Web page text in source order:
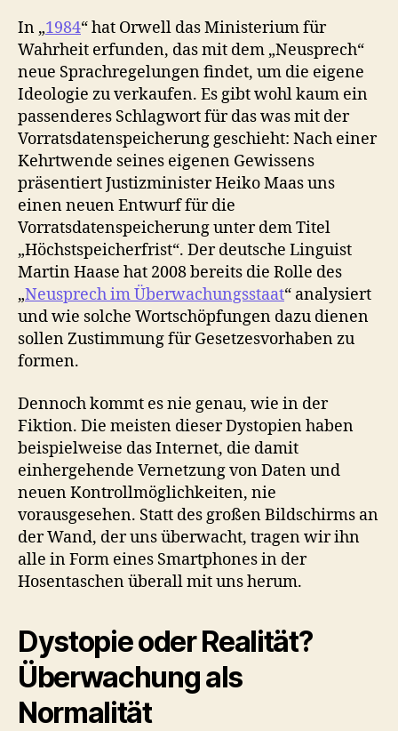
In „1984“ hat Orwell das Ministerium für
Wahrheit erfunden, das mit dem „Neusprech“
neue Sprachregelungen findet, um die eigene
Ideologie zu verkaufen. Es gibt wohl kaum ein
passenderes Schlagwort für das was mit der
Vorratsdatenspeicherung geschieht: Nach einer
Kehrtwende seines eigenen Gewissens
präsentiert Justizminister Heiko Maas uns
einen neuen Entwurf für die
Vorratsdatenspeicherung unter dem Titel
„Höchstspeicherfrist“. Der deutsche Linguist
Martin Haase hat 2008 bereits die Rolle des
„Neusprech im Überwachungsstaat“ analysiert
und wie solche Wortschöpfungen dazu dienen
sollen Zustimmung für Gesetzesvorhaben zu
formen.
Dennoch kommt es nie genau, wie in der
Fiktion. Die meisten dieser Dystopien haben
beispielweise das Internet, die damit
einhergehende Vernetzung von Daten und
neuen Kontrollmöglichkeiten, nie
vorausgesehen. Statt des großen Bildschirms an
der Wand, der uns überwacht, tragen wir ihn
alle in Form eines Smartphones in der
Hosentaschen überall mit uns herum.
Dystopie oder Realität?
Überwachung als
Normalität